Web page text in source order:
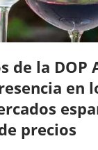
de la DOP
en
precios